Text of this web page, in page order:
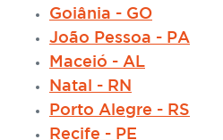
Goiânia - GO
João Pessoa - PA
Maceió - AL
Natal - RN
Porto Alegre - RS
Recife - PE